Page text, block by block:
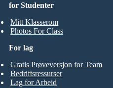
for Studenter
Mitt Klasserom
Photos For Class
For lag
Gratis Prøveversjon for Team
Bedriftsressurser
Lag for Arbeid